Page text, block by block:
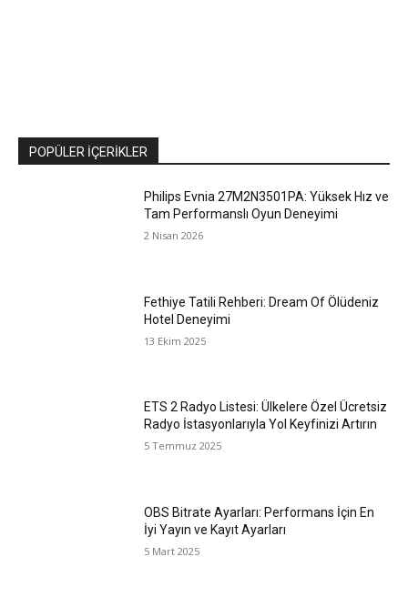
POPÜLER İÇERIKLER
Philips Evnia 27M2N3501PA: Yüksek Hız ve
Tam Performanslı Oyun Deneyimi
2 Nisan 2026
Fethiye Tatili Rehberi: Dream Of Ölüdeniz
Hotel Deneyimi
13 Ekim 2025
ETS 2 Radyo Listesi: Ülkelere Özel Ücretsiz
Radyo İstasyonlarıyla Yol Keyfinizi Artırın
5 Temmuz 2025
OBS Bitrate Ayarları: Performans İçin En
İyi Yayın ve Kayıt Ayarları
5 Mart 2025